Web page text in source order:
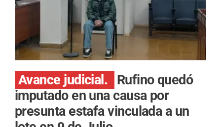
Avance judicial.
Rufino quedó
imputado en una causa por
presunta estafa vinculada a un